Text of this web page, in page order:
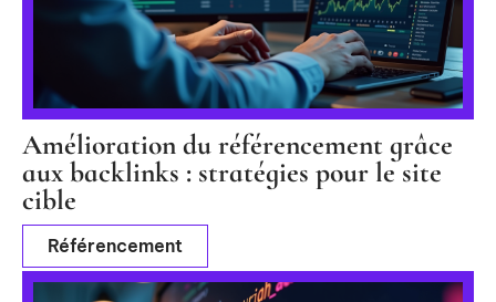
Amélioration du référencement grâce
aux backlinks : stratégies pour le site
cible
Référencement